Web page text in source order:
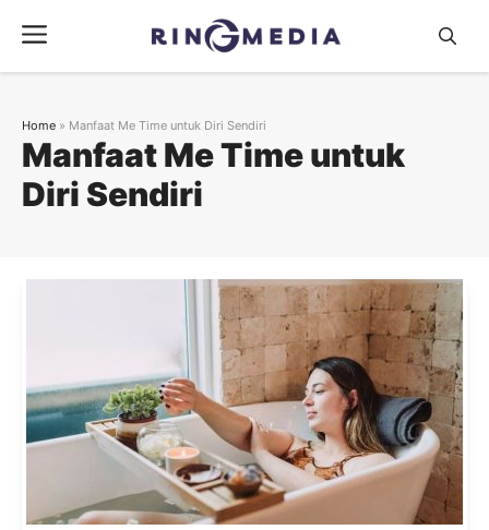
isi
Menu
Manfaat Me Time untuk
Diri Sendiri
Home » Manfaat Me Time untuk Diri Sendiri